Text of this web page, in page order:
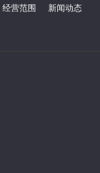
经营范围
新闻动态